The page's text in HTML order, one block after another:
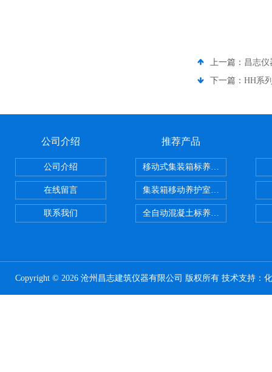
上一篇： 昌志仪
下一篇： HH系
公司介绍
公司介绍
在线留言
联系我们
推荐产品
移动式集装箱标养室 养护室设备
集装箱移动养护室 标养室
全自动混凝土标养室恒温恒湿设备
Copyright © 2026 沧州昌志建筑仪器有限公司 版权所有 技术支持：